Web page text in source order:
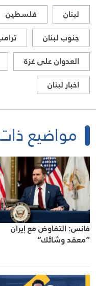
لبنان فلسطين
جنوب لبنان
العدوان على غزة
اخبار لبنان
مواضيع
فانس: التفاوض مع إيران
“معقد وشائك”